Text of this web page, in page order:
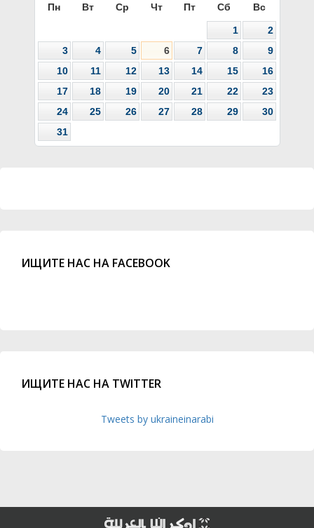
Пн Вт Ср Чт Пт Сб Вс
1
2
3
4 5 6 7 8
9
10
11 12 13 14 15
16
17
18 19 20 21 22
23
24
25 26 27 28 29
30
31
ИЩИТЕ НАС НА FACEBOOK
ИЩИТЕ НАС НА TWITTER
Tweets by ukraineinarabi